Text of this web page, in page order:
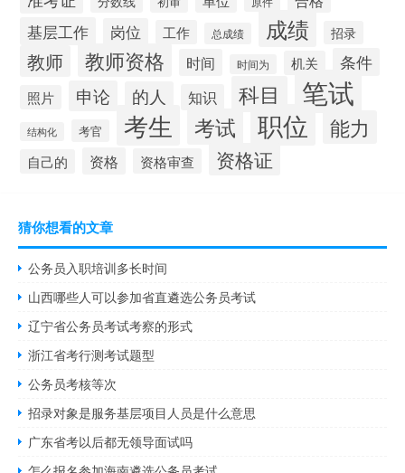
基层工作 岗位 工作 总成绩 成绩 招录
教师 教师资格 时间 时间为 机关 条件
照片 申论 的人 知识 科目 笔试
结构化 考官 考生 考试 职位 能力
自己的 资格 资格审查 资格证
猜你想看的文章
公务员入职培训多长时间
山西哪些人可以参加省直遴选公务员考试
辽宁省公务员考试考察的形式
浙江省考行测考试题型
公务员考核等次
招录对象是服务基层项目人员是什么意思
广东省考以后都无领导面试吗